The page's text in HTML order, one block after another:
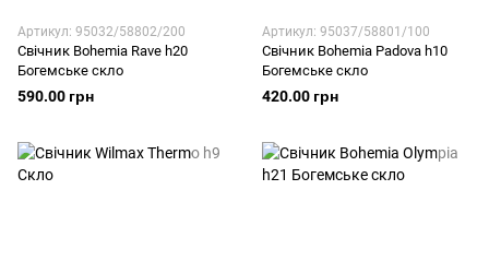
Артикул: 95032/58802/200
Свічник Bohemia Rave h20
Богемське скло
590.00 грн
Артикул: 95037/58801/100
Свічник Bohemia Padova h10
Богемське скло
420.00 грн